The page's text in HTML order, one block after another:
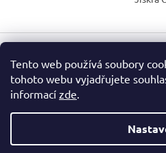
Tento web používá soubory
tohoto webu vyjadřujete
informací zde.
Upravit